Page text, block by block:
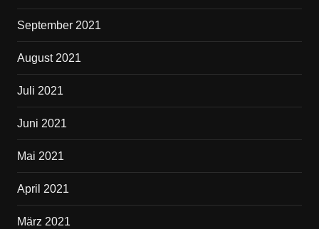
September 2021
August 2021
Juli 2021
Juni 2021
Mai 2021
April 2021
März 2021